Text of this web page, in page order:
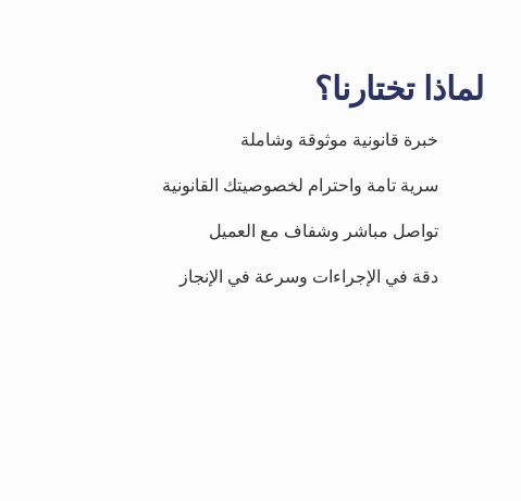
لماذا تختارنا؟
خبرة قانونية موثوقة وشاملة
سرية تامة واحترام لخصوصيتك القانونية
تواصل مباشر وشفاف مع العميل
دقة في الإجراءات وسرعة في الإنجاز